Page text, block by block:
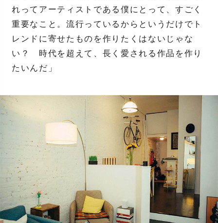
れってアーティストである僕にとって、すごく
重要なこと。流行っているからというだけでト
レンドに寄せたものを作りたくはないじゃな
い？ 時代を超えて、長く愛される作品を作り
たいんだ」